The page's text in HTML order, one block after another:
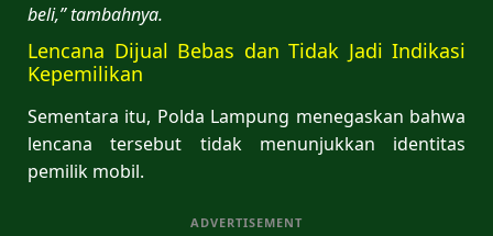
beli,” tambahnya.
Lencana Dijual Bebas dan Tidak Jadi Indikasi
Kepemilikan
Sementara itu, Polda Lampung menegaskan bahwa
lencana tersebut tidak menunjukkan identitas
pemilik mobil.
ADVERTISEMENT